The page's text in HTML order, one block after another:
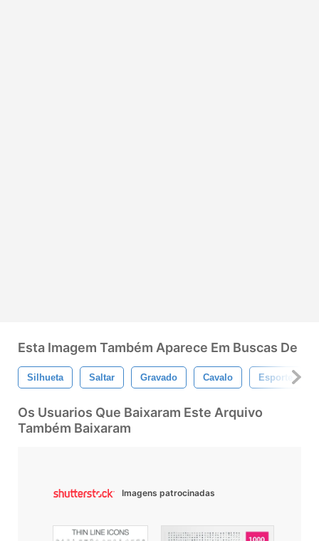
Esta Imagem Também Aparece Em Buscas De
Silhueta Saltar Gravado Cavalo Esporte
Os Usuarios Que Baixaram Este Arquivo
Também Baixaram
Imagens patrocinadas